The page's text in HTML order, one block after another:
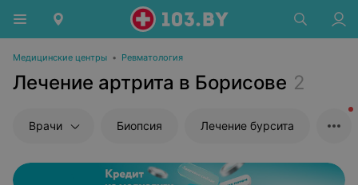
Медицинские центры • Ревматология
Лечение артрита в Борисове 2
Врачи Биопсия Лечение бурсита